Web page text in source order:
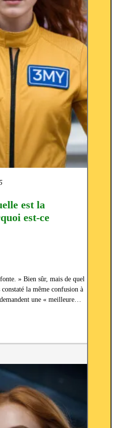
est la
est-ce
» Bien sûr, mais de quel
la même confusion à
une « meilleure…